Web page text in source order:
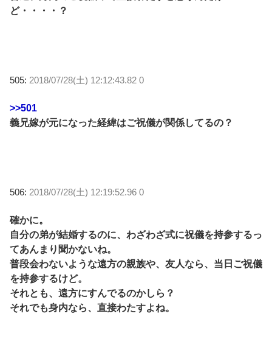
ど・・・・？
505: 2018/07/28(土) 12:12:43.82 0
>>501
義兄嫁が元になった経緯はご祝儀が関係してるの？
506: 2018/07/28(土) 12:19:52.96 0
確かに。
自分の弟が結婚するのに、わざわざ式に祝儀を持参するっ
てあんまり聞かないね。
普段会わないような遠方の親族や、友人なら、当日ご祝儀
を持参するけど。
それとも、遠方にすんでるのかしら？
それでも身内なら、直接わたすよね。